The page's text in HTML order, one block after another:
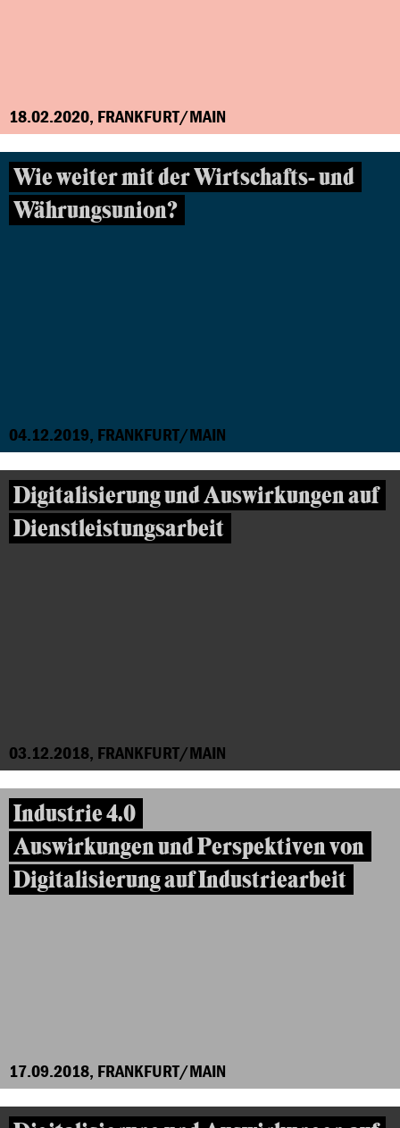
18.02.2020, FRANKFURT/MAIN
Wie weiter mit der Wirtschafts- und
Währungsunion?
04.12.2019, FRANKFURT/MAIN
Digitalisierung und Auswirkungen auf
Dienstleistungsarbeit
03.12.2018, FRANKFURT/MAIN
Industrie 4.0
Auswirkungen und Perspektiven von
Digitalisierung auf Industriearbeit
17.09.2018, FRANKFURT/MAIN